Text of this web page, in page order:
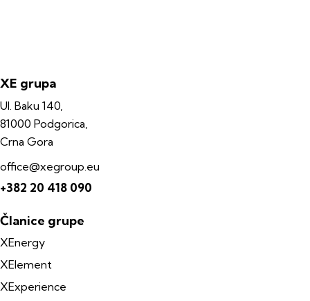
XE grupa
Ul. Baku 140,
81000 Podgorica,
Crna Gora
office@xegroup.eu
+382 20 418 090
Članice grupe
XEnergy
XElement
XExperience